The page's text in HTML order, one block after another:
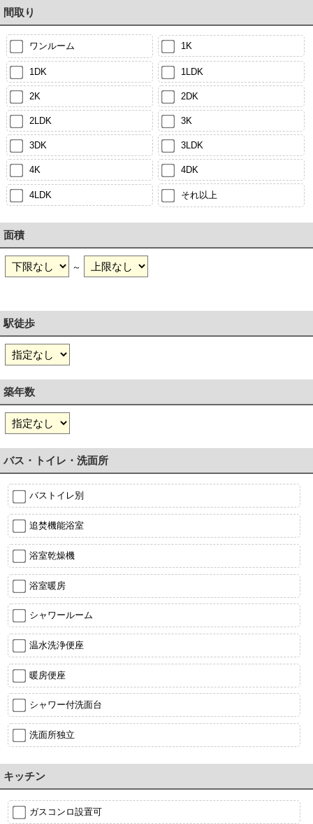
間取り
ワンルーム 1K
1DK 1LDK
2K 2DK
2LDK 3K
3DK 3LDK
4K 4DK
4LDK それ以上
面積
～
駅徒歩
築年数
バス・トイレ・洗面所
バストイレ別
追焚機能浴室
浴室乾燥機
浴室暖房
シャワールーム
温水洗浄便座
暖房便座
シャワー付洗面台
洗面所独立
キッチン
ガスコンロ設置可